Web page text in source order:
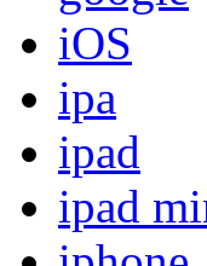
iOS
ipa
ipad
ipad